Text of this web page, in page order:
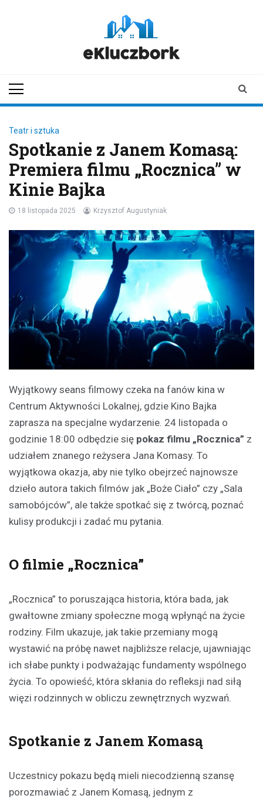
Teatr i sztuka
Spotkanie z Janem Komasą:
Premiera filmu „Rocznica” w
Kinie Bajka
18 listopada 2025 Krzysztof Augustyniak
Wyjątkowy seans filmowy czeka na fanów kina w
Centrum Aktywności Lokalnej, gdzie Kino Bajka
zaprasza na specjalne wydarzenie. 24 listopada o
godzinie 18:00 odbędzie się pokaz filmu „Rocznica” z
udziałem znanego reżysera Jana Komasy. To
wyjątkowa okazja, aby nie tylko obejrzeć najnowsze
dzieło autora takich filmów jak „Boże Ciało” czy „Sala
samobójców”, ale także spotkać się z twórcą, poznać
kulisy produkcji i zadać mu pytania.
O filmie „Rocznica”
„Rocznica” to poruszająca historia, która bada, jak
gwałtowne zmiany społeczne mogą wpłynąć na życie
rodziny. Film ukazuje, jak takie przemiany mogą
wystawić na próbę nawet najbliższe relacje, ujawniając
ich słabe punkty i podważając fundamenty wspólnego
życia. To opowieść, która skłania do refleksji nad siłą
więzi rodzinnych w obliczu zewnętrznych wyzwań.
Spotkanie z Janem Komasą
Uczestnicy pokazu będą mieli niecodzienną szansę
porozmawiać z Janem Komasą, jednym z